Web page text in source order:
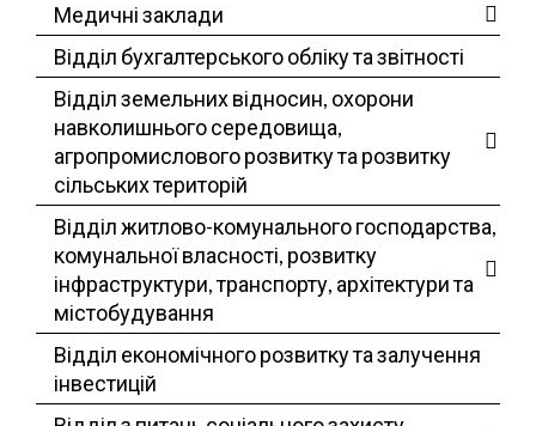
Медичні заклади
Відділ бухгалтерського обліку та звітності
Відділ земельних відносин, охорони
навколишнього середовища,
агропромислового розвитку та розвитку
сільських територій
Відділ житлово-комунального господарства,
комунальної власності, розвитку
інфраструктури, транспорту, архітектури та
містобудування
Відділ економічного розвитку та залучення
інвестицій